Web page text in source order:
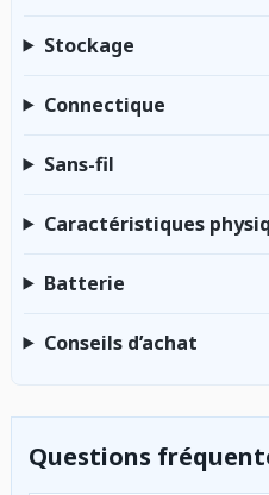
Stockage
Connectique
Sans-fil
Caractéristiques
Batterie
Conseils d’achat
Questions